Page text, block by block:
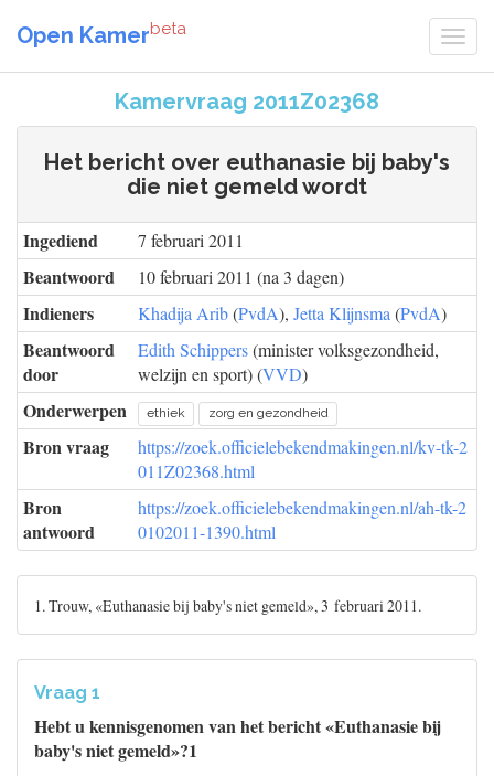
Open Kamerbeta
Kamervraag 2011Z02368
Het bericht over euthanasie bij baby's
die niet gemeld wordt
Ingediend 7 februari 2011
Beantwoord 10 februari 2011 (na 3 dagen)
Indieners Khadija Arib(PvdA), Jetta Klijnsma (PvdA)
Beantwoord
door
Edith Schippers(minister volksgezondheid,
welzijn en sport) (VVD)
Onderwerpen ethiek zorg en gezondheid
Bron vraag
https://zoek.officielebekendmakingen.nl/kv-tk-2
011Z02368.html
Bron
antwoord
https://zoek.officielebekendmakingen.nl/ah-tk-2
0102011-1390.html
1. Trouw, «Euthanasie bij baby's niet gemeld», 3 februari 2011.
Vraag 1
Hebt u kennisgenomen van het bericht «Euthanasie bij
baby's niet gemeld»?1